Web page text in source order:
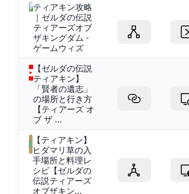
ティアキン攻略
｜ゼルダの伝説
ティアーズオブ
ザキングダム -
ゲームウィズ
【ゼルダの伝説
ティアキン】
「賢者の遺志」
の場所と行き方
【ティアーズ オ
ブ ザ ...
【ティアキン】
ヒダマリ草の入
手場所と料理レ
シピ【ゼルダの
伝説ティアーズ
オブザキン...